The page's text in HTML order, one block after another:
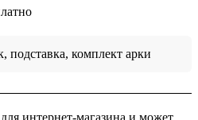
комплект арки
интернет-магазина и может